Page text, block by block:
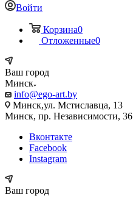
Войти
Корзина0
Отложенные0
Ваш город
Минск
info@ego-art.by
Минск,ул. Мстиславца, 13
Минск, пр. Независимости, 36
Вконтакте
Facebook
Instagram
Ваш город